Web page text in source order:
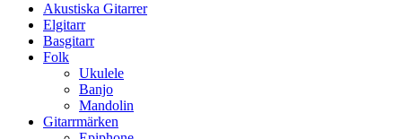
Akustiska Gitarrer
Elgitarr
Basgitarr
Folk
Ukulele
Banjo
Mandolin
Gitarrmärken